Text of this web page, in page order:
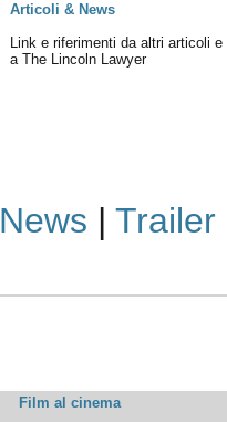
Articoli & News
Link e riferimenti da altri articoli e
a The Lincoln Lawyer
News | Trailer
Film al cinema